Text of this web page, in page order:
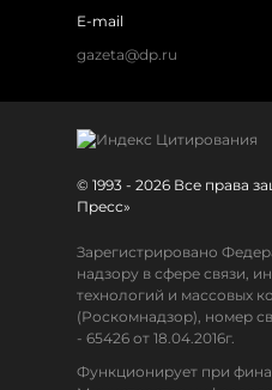
E-mail
gazeta@dp.ru
© 1993 - 2026 Все права
Пресс»
Зарегистрировано
надзору в сфере связи,
технологий и массовых
(Роскомнадзор), номер
- 65426 от 18.04.2016г.
Функционирует при